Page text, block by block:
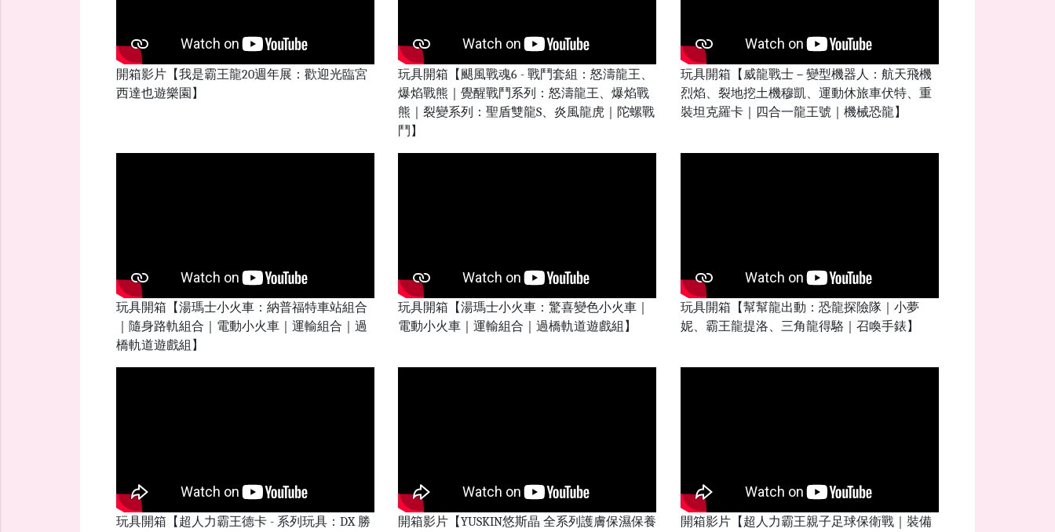
開箱影片【我是霸王龍20週年展：歡迎光臨宮
西達也遊樂園】
玩具開箱【颶風戰魂6 - 戰鬥套組：怒濤龍王、
爆焰戰熊｜覺醒戰鬥系列：怒濤龍王、爆焰戰
熊｜裂變系列：聖盾雙龍S、炎風龍虎｜陀螺戰
鬥】
玩具開箱【威龍戰士－變型機器人：航天飛機
烈焰、裂地挖土機穆凱、運動休旅車伏特、重
裝坦克羅卡｜四合一龍王號｜機械恐龍】
玩具開箱【湯瑪士小火車：納普福特車站組合
｜隨身路軌組合｜電動小火車｜運輸組合｜過
橋軌道遊戲組】
玩具開箱【湯瑪士小火車：驚喜變色小火車｜
電動小火車｜運輸組合｜過橋軌道遊戲組】
玩具開箱【幫幫龍出動：恐龍探險隊｜小夢
妮、霸王龍提洛、三角龍得駱｜召喚手錶】
玩具開箱【超人力霸王德卡 - 系列玩具：DX 勝
開箱影片【YUSKIN悠斯晶 全系列護膚保濕保養
開箱影片【超人力霸王親子足球保衛戰｜裝備